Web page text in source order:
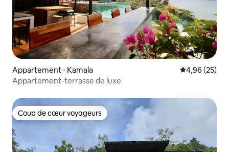
Appartement ⋅ Kamala Évaluation
4,96 (25)
Appartement-terrasse de luxe
Coup de cœur voyageurs
Coup de cœur voyageurs